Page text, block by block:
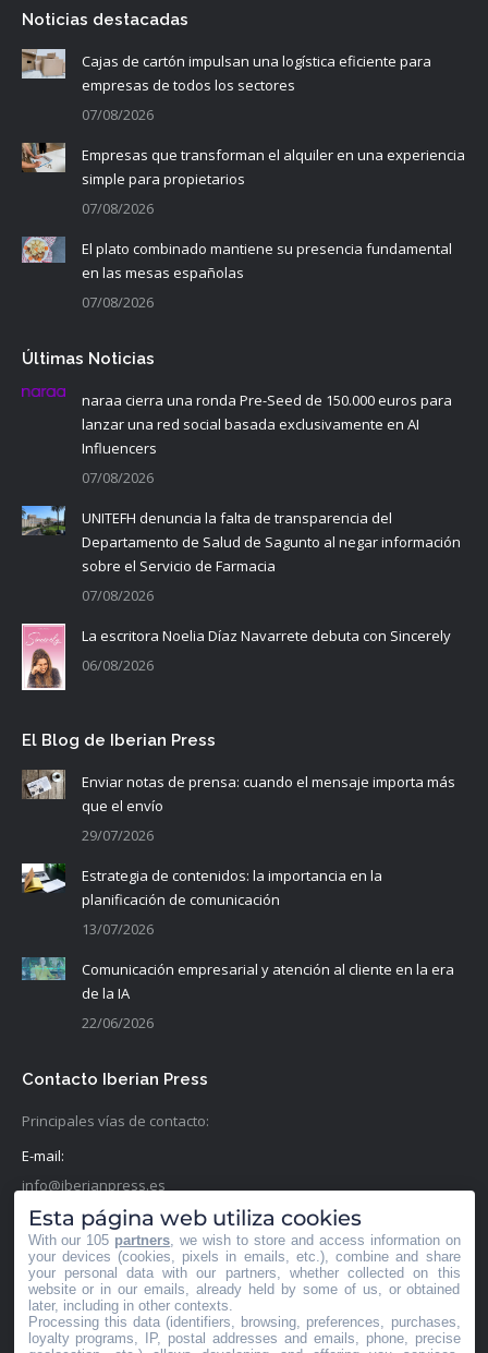
Noticias destacadas
Cajas de cartón impulsan una logística eficiente para
empresas de todos los sectores
07/08/2026
Empresas que transforman el alquiler en una experiencia
simple para propietarios
07/08/2026
El plato combinado mantiene su presencia fundamental
en las mesas españolas
07/08/2026
Últimas Noticias
naraa cierra una ronda Pre-Seed de 150.000 euros para
lanzar una red social basada exclusivamente en AI
Influencers
07/08/2026
UNITEFH denuncia la falta de transparencia del
Departamento de Salud de Sagunto al negar información
sobre el Servicio de Farmacia
07/08/2026
La escritora Noelia Díaz Navarrete debuta con Sincerely
06/08/2026
El Blog de Iberian Press
Enviar notas de prensa: cuando el mensaje importa más
que el envío
29/07/2026
Estrategia de contenidos: la importancia en la
planificación de comunicación
13/07/2026
Comunicación empresarial y atención al cliente en la era
de la IA
22/06/2026
Contacto Iberian Press
Principales vías de contacto:
E-mail:
info@iberianpress.es
Teléfono:
+34 911863556
Fax:
+34 911863556
Esta página web utiliza cookies
With our 105 partners , we wish to store and access information on
your devices (cookies, pixels in emails, etc.), combine and share
your personal data with our partners, whether collected on this
website or in our emails, already held by some of us, or obtained
later, including in other contexts.
Processing this data (identifiers, browsing, preferences, purchases,
loyalty programs, IP, postal addresses and emails, phone, precise